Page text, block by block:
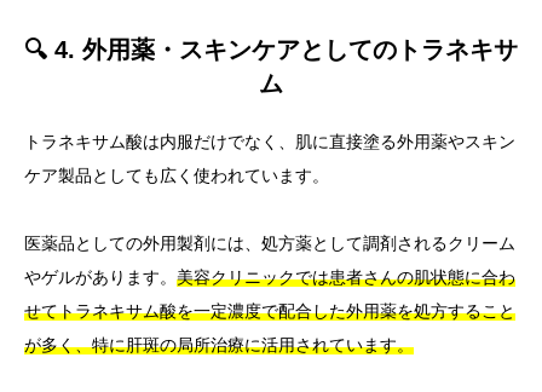
🔍 4. 外用薬・スキンケアとしてのトラネキサ
ム
トラネキサム酸は内服だけでなく、肌に直接塗る外用薬やスキン
ケア製品としても広く使われています。
医薬品としての外用製剤には、処方薬として調剤されるクリーム
やゲルがあります。 美容クリニックでは患者さんの肌状態に合わ
せてトラネキサム酸を一定濃度で配合した外用薬を処方すること
が多く、特に肝斑の局所治療に活用されています。